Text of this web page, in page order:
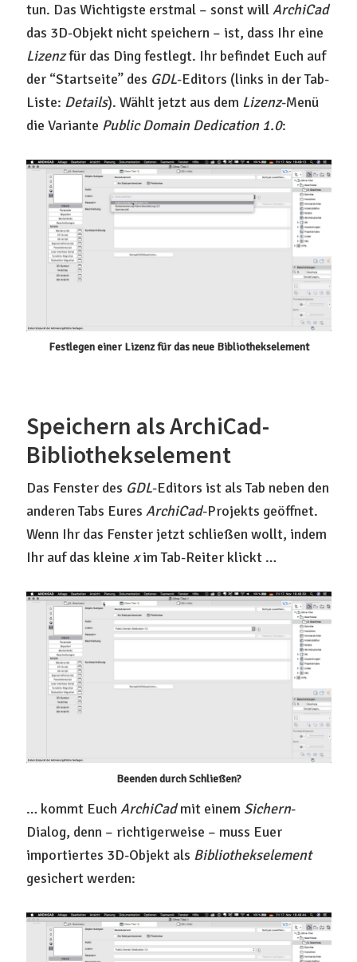
tun. Das Wichtigste erstmal – sonst willArchiCad
das 3D-Objekt nicht speichern – ist, dass Ihr eine
Lizenzfür das Ding festlegt. Ihr befindet Euch auf
der “Startseite” des GDL-Editors (links in der Tab-
Liste: Details). Wählt jetzt aus dem Lizenz-Menü
die Variante Public Domain Dedication 1.0:
Festlegen einer Lizenz für das neue Bibliothekselement
Speichern als ArchiCad-
Bibliothekselement
Das Fenster des GDL-Editors ist als Tab neben den
anderen Tabs EuresArchiCad-Projekts geöffnet.
Wenn Ihr das Fenster jetzt schließen wollt, indem
Ihr auf das kleinexim Tab-Reiter klickt …
Beenden durch Schließen?
… kommt EuchArchiCadmit einem Sichern-
Dialog, denn – richtigerweise – muss Euer
importiertes 3D-Objekt als Bibliothekselement
gesichert werden: